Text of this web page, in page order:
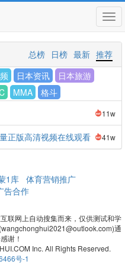
推荐
最新
日榜
总榜
日本资讯
日本旅游
MMA
格斗
11w
正版高清视频在线观看 41w
1库 体育营销推广
告合作
联网上自动搜集而来，仅供测试和学
通
谢！
Inc. All Rights Reserved.
号-1